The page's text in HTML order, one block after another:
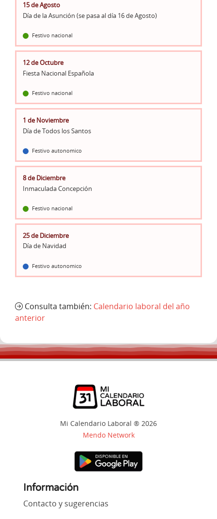
15 de Agosto
Día de la Asunción (se pasa al día 16 de Agosto)
Festivo nacional
12 de Octubre
Fiesta Nacional Española
Festivo nacional
1 de Noviembre
Día de Todos los Santos
Festivo autonomico
8 de Diciembre
Inmaculada Concepción
Festivo nacional
25 de Diciembre
Día de Navidad
Festivo autonomico
Consulta también: Calendario laboral del año
anterior
Mi Calendario Laboral ® 2026
Mendo Network
Información
Contacto y sugerencias